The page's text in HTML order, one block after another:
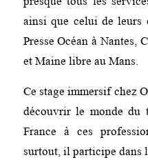
ainsi que celui de leurs
Presse Océan à Nantes,
et Maine libre au Mans.
Ce stage immersif chez
découvrir le monde
France à ces
surtout, il participe dans